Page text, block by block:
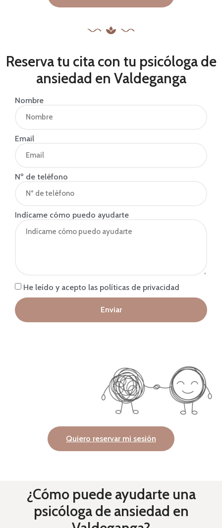
Reserva tu cita con tu psicóloga de
ansiedad en Valdeganga
Nombre
Email
Nº de teléfono
Indícame cómo puedo ayudarte
He leído y acepto las políticas de privacidad
Enviar
Quiero reservar mi sesión
¿Cómo puede ayudarte una
psicóloga de ansiedad en